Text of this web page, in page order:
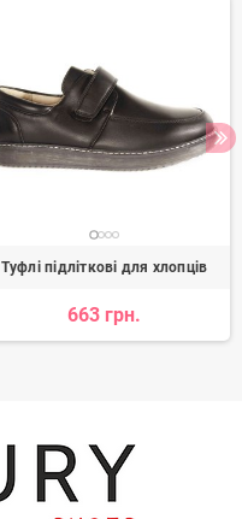
Туфлі підліткові для хлопців
663 грн.